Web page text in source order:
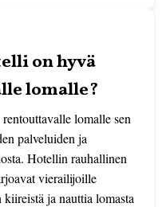
on hyvä
lomalle?
lomalle sen
palveluiden ja
Hotellin rauhallinen
vierailijoille
ja nauttia lomasta